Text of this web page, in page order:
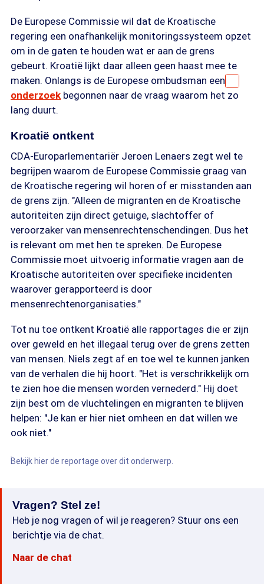
De Europese Commissie wil dat de Kroatische
regering een onafhankelijk monitoringssysteem opzet
om in de gaten te houden wat er aan de grens
gebeurt. Kroatië lijkt daar alleen geen haast mee te
maken. Onlangs is de Europese ombudsman een
onderzoek begonnen naar de vraag waarom het zo
lang duurt.
Kroatië ontkent
CDA-Europarlementariër Jeroen Lenaers zegt wel te
begrijpen waarom de Europese Commissie graag van
de Kroatische regering wil horen of er misstanden aan
de grens zijn. "Alleen de migranten en de Kroatische
autoriteiten zijn direct getuige, slachtoffer of
veroorzaker van mensenrechtenschendingen. Dus het
is relevant om met hen te spreken. De Europese
Commissie moet uitvoerig informatie vragen aan de
Kroatische autoriteiten over specifieke incidenten
waarover gerapporteerd is door
mensenrechtenorganisaties."
Tot nu toe ontkent Kroatië alle rapportages die er zijn
over geweld en het illegaal terug over de grens zetten
van mensen. Niels zegt af en toe wel te kunnen janken
van de verhalen die hij hoort. "Het is verschrikkelijk om
te zien hoe die mensen worden vernederd." Hij doet
zijn best om de vluchtelingen en migranten te blijven
helpen: "Je kan er hier niet omheen en dat willen we
ook niet."
Bekijk hier de reportage over dit onderwerp.
Vragen? Stel ze!
Heb je nog vragen of wil je reageren? Stuur ons een
berichtje via de chat.
Naar de chat